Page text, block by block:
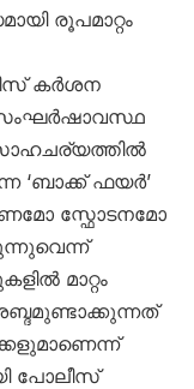
രൂപമാറ്റം
കർശന
സംഘർഷാവസ്ഥ
‘ബാക്ക് ഫയർ’
സ്ഫോടനമോ
മാറ്റം
പോലീസ്